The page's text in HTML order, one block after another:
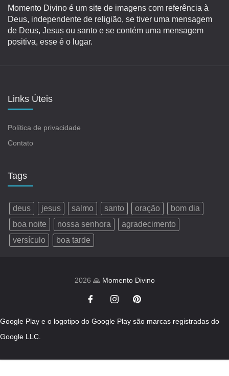
Momento Divino é um site de imagens com referência à
Deus, independente de religião, se tiver uma mensagem
de Deus, Jesus ou santo e se contém uma mensagem
positiva, esse é o lugar.
Links Úteis
Política de privacidade
Contato
Tags
deus jesus salmo santo oração
bom dia
boa noite
nossa senhora
agradecimento
versículo
boa tarde
2026 🙏 Momento Divino
Google Play e o logotipo do Google Play são marcas registradas do
Google LLC.